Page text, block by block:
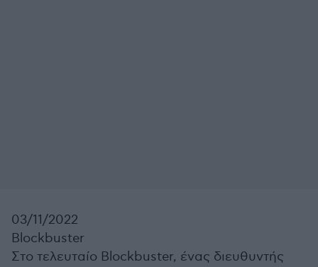
03/11/2022
Blockbuster
Στο τελευταίο Blockbuster, ένας διευθυντής